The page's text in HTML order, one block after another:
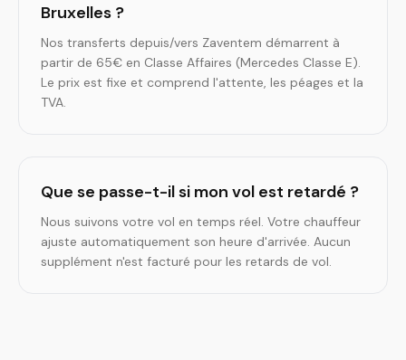
Bruxelles ?
Nos transferts depuis/vers Zaventem démarrent à
partir de 65€ en Classe Affaires (Mercedes Classe E).
Le prix est fixe et comprend l'attente, les péages et la
TVA.
Que se passe-t-il si mon vol est retardé ?
Nous suivons votre vol en temps réel. Votre chauffeur
ajuste automatiquement son heure d'arrivée. Aucun
supplément n'est facturé pour les retards de vol.